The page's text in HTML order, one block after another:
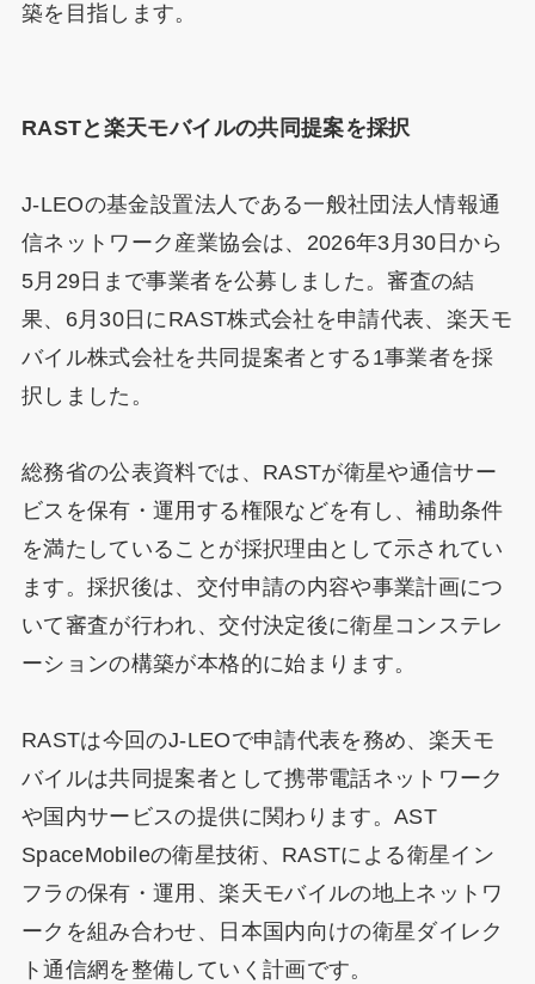
築を目指します。
RASTと楽天モバイルの共同提案を採択
J-LEOの基金設置法人である一般社団法人情報通
信ネットワーク産業協会は、2026年3月30日から
5月29日まで事業者を公募しました。審査の結
果、6月30日にRAST株式会社を申請代表、楽天モ
バイル株式会社を共同提案者とする1事業者を採
択しました。
総務省の公表資料では、RASTが衛星や通信サー
ビスを保有・運用する権限などを有し、補助条件
を満たしていることが採択理由として示されてい
ます。採択後は、交付申請の内容や事業計画につ
いて審査が行われ、交付決定後に衛星コンステレ
ーションの構築が本格的に始まります。
RASTは今回のJ-LEOで申請代表を務め、楽天モ
バイルは共同提案者として携帯電話ネットワーク
や国内サービスの提供に関わります。AST
SpaceMobileの衛星技術、RASTによる衛星イン
フラの保有・運用、楽天モバイルの地上ネットワ
ークを組み合わせ、日本国内向けの衛星ダイレク
ト通信網を整備していく計画です。